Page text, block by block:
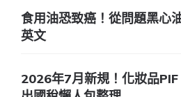
食用油恐致癌！從問題黑心
英文
2026年7月新規！化妝品